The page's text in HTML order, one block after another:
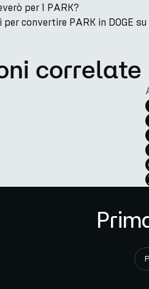
per 1 PARK?
convertire PARK in DOGE su
correlate